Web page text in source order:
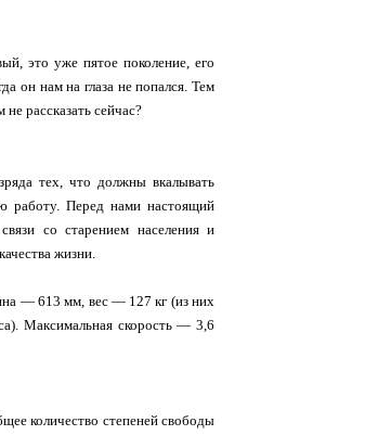
это уже пятое поколение, его
он нам на глаза не попался. Тем
рассказать сейчас?
тех, что должны вкалывать
работу. Перед нами настоящий
со старением населения и
жизни.
— 613 мм, вес — 127 кг (из них
Максимальная скорость — 3,6
количество степеней свободы